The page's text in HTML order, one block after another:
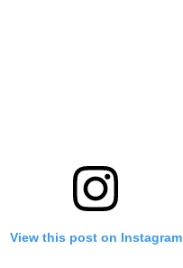
View this post on Instagram